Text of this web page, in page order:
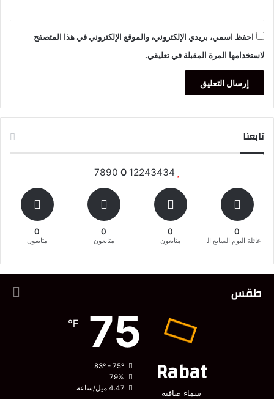
احفظ اسمي، بريدي الإلكتروني، والموقع الإلكتروني في هذا المتصفح
لاستخدامها المرة المقبلة في تعليقي.
تابعنا
12243434
0
0
عائلة اليوم السابع المغربية
0
متابعون
0
متابعون
0
متابعون
طقس
Rabat
سماء صافية
75
℉
83º - 75º
79%
4.47 ميل/ساعة